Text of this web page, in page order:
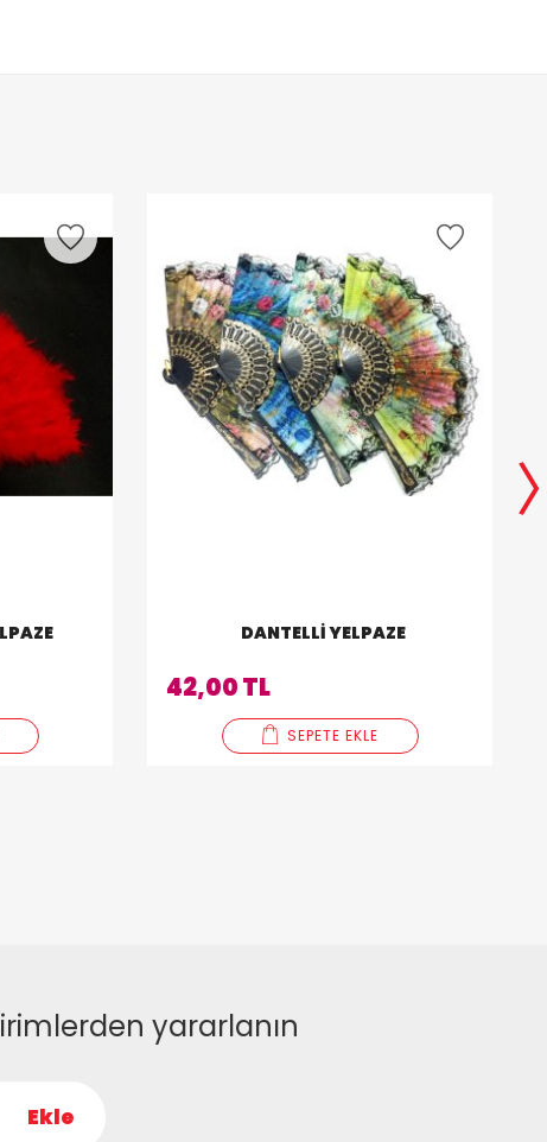
DANTELLI YELPAZE
42,00 TL
SEPETE EKLE
yararlanın
Ekle